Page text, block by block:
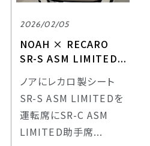
2026/02/05
NOAH × RECARO
SR-S ASM LIMITED...
ノアにレカロ製シート
SR-S ASM LIMITEDを
運転席にSR-C ASM
LIMITED助手席...